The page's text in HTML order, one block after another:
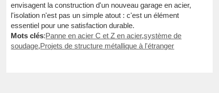
envisagent la construction d'un nouveau garage en acier,
l'isolation n'est pas un simple atout : c'est un élément
essentiel pour une satisfaction durable.
Mots clés:Panne en acier C et Z en acier,système de
soudage,Projets de structure métallique à l'étranger